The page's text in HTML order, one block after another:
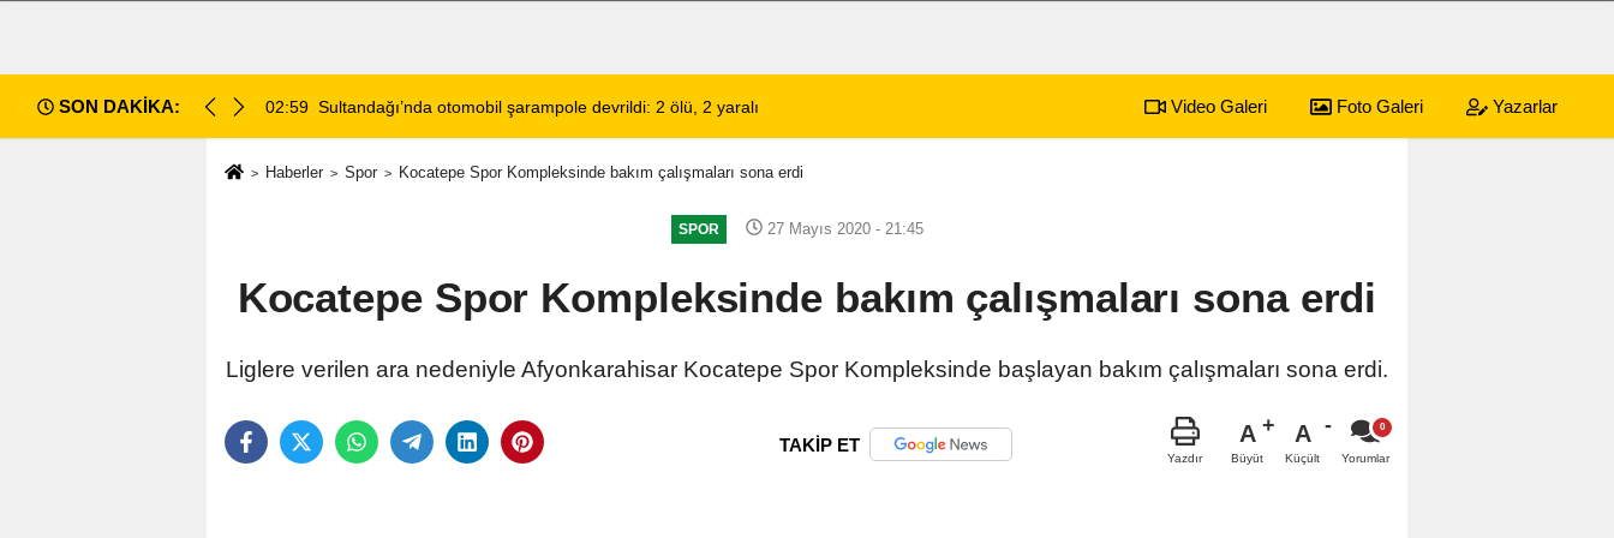
SON DAKİKA:
2 ölü, 2 yaralı 02:13 Afyonkarahisar'da Araç Sahiplerinin Tercihi: Halil Engin Oto Yıkama Şarkıcı Cansever 59 yaşında hayatını kaybetti 03:26
Video Galeri Foto Galeri Yazarlar
Haberler Spor Kocatepe Spor Kompleksinde bakım çalışmaları sona erdi
SPOR 27 Mayıs 2020 - 21:45
Kocatepe Spor Kompleksinde bakım çalışmaları sona erdi
Liglere verilen ara nedeniyle Afyonkarahisar Kocatepe Spor Kompleksinde başlayan bakım çalışmaları sona erdi.
TAKİP ET
Yazdır
A
Büyüt
A
Küçült Yorumlar